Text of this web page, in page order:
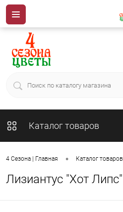
Каталог товаров
4 Сезона | Главная • Каталог товаров
Лизиантус "Хот Липс"